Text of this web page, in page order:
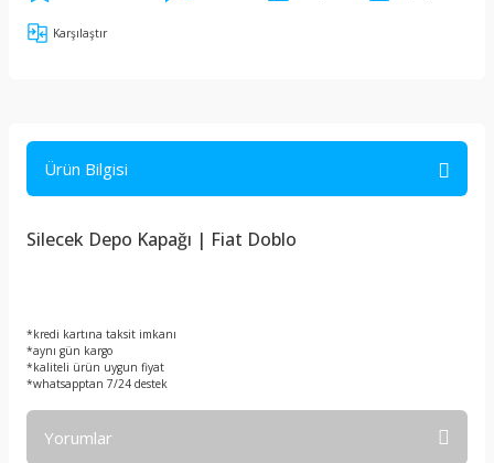
Karşılaştır
Ürün Bilgisi
Silecek Depo Kapağı | Fiat Doblo
*kredi kartına taksit imkanı
*aynı gün kargo
*kaliteli ürün uygun fiyat
*whatsapptan 7/24 destek
Yorumlar